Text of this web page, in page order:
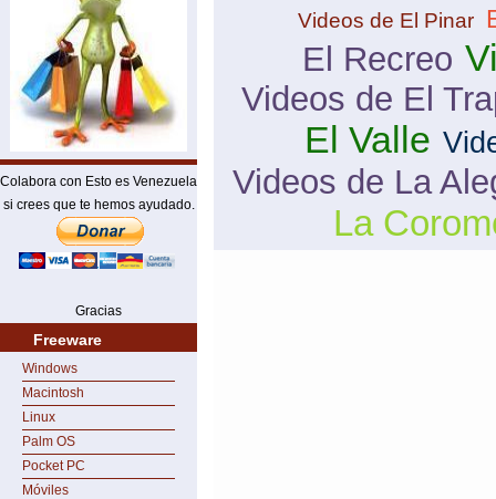
Colabora con Esto es Venezuela
si crees que te hemos ayudado.
Gracias
Freeware
Windows
Macintosh
Linux
Palm OS
Pocket PC
Móviles
Videos de El Pinar
El Recreo
Videos de El
El Valle
Videos de La
La